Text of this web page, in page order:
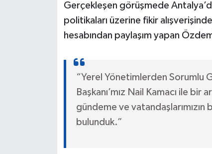
Gerçekleşen görüşmede
politikaları üzerine fikir
hesabından paylaşım yapan
“Yerel Yönetimlerden Sorumlu
Başkanı’mız Nail Kamacı ile bir
gündeme ve
bulunduk.”